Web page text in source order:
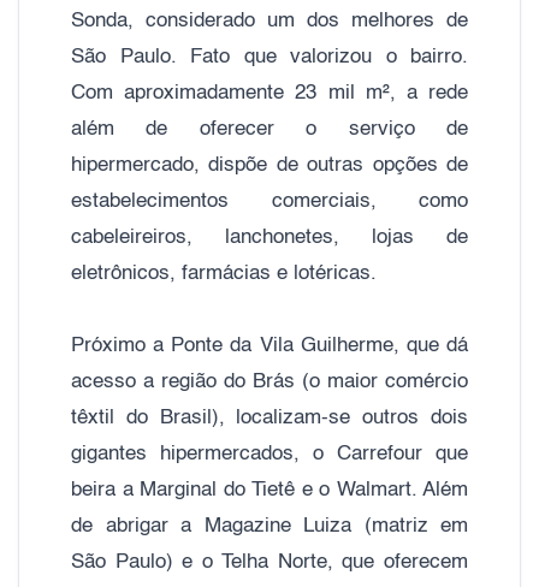
Sonda, considerado um dos melhores de
São Paulo. Fato que valorizou o bairro.
Com aproximadamente 23 mil m², a rede
além de oferecer o serviço de
hipermercado, dispõe de outras opções de
estabelecimentos comerciais, como
cabeleireiros, lanchonetes, lojas de
eletrônicos, farmácias e lotéricas.
Próximo a Ponte da Vila Guilherme, que dá
acesso a região do Brás (o maior comércio
têxtil do Brasil), localizam-se outros dois
gigantes hipermercados, o Carrefour que
beira a Marginal do Tietê e o Walmart. Além
de abrigar a Magazine Luiza (matriz em
São Paulo) e o Telha Norte, que oferecem